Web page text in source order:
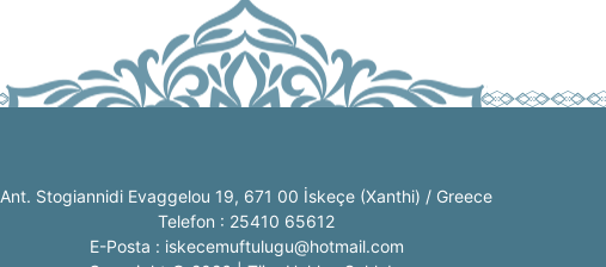
Ant. Stogiannidi Evaggelou 19, 671 00 İskeçe (Xanthi) / Greece
Telefon : 25410 65612
E-Posta : iskecemuftulugu@hotmail.com